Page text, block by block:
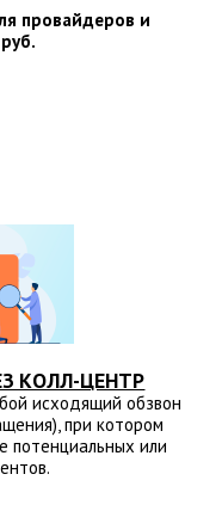
провайдеров и
КОЛЛ-ЦЕНТР
исходящий обзвон
при котором
потенциальных или